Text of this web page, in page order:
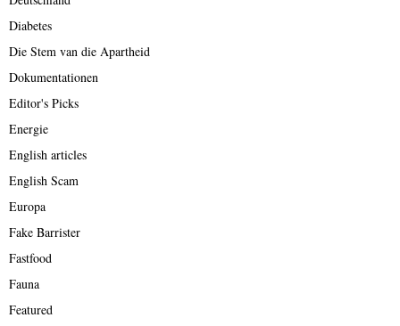
Diabetes
Die Stem van die Apartheid
Dokumentationen
Editor's Picks
Energie
English articles
English Scam
Europa
Fake Barrister
Fastfood
Fauna
Featured